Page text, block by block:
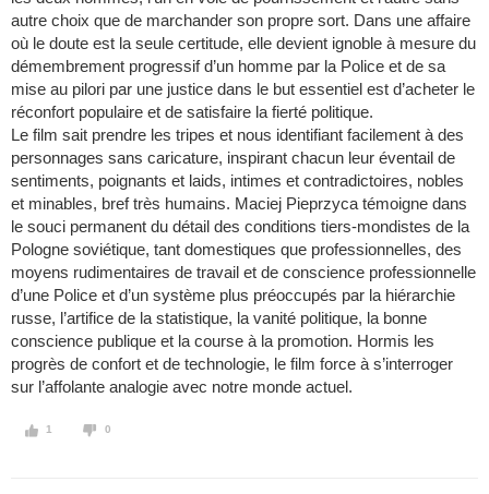
autre choix que de marchander son propre sort. Dans une affaire
où le doute est la seule certitude, elle devient ignoble à mesure du
démembrement progressif d’un homme par la Police et de sa
mise au pilori par une justice dans le but essentiel est d’acheter le
réconfort populaire et de satisfaire la fierté politique.
Le film sait prendre les tripes et nous identifiant facilement à des
personnages sans caricature, inspirant chacun leur éventail de
sentiments, poignants et laids, intimes et contradictoires, nobles
et minables, bref très humains. Maciej Pieprzyca témoigne dans
le souci permanent du détail des conditions tiers-mondistes de la
Pologne soviétique, tant domestiques que professionnelles, des
moyens rudimentaires de travail et de conscience professionnelle
d’une Police et d’un système plus préoccupés par la hiérarchie
russe, l’artifice de la statistique, la vanité politique, la bonne
conscience publique et la course à la promotion. Hormis les
progrès de confort et de technologie, le film force à s’interroger
sur l’affolante analogie avec notre monde actuel.
1 0